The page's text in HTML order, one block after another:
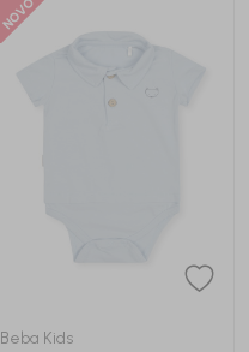
Beba Kids